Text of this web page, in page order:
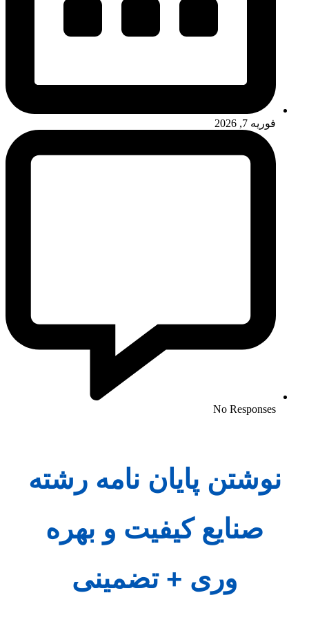
فوریه 7, 2026
No Responses
نوشتن پایان نامه رشته
صنایع کیفیت و بهره
وری + تضمینی